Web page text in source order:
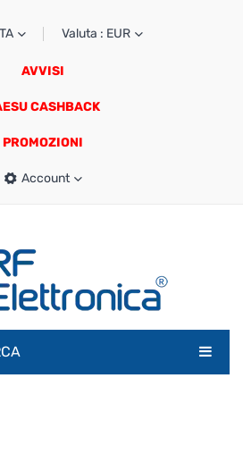
Valuta : EUR
AVVISI
CASHBACK
PROMOZIONI
Account